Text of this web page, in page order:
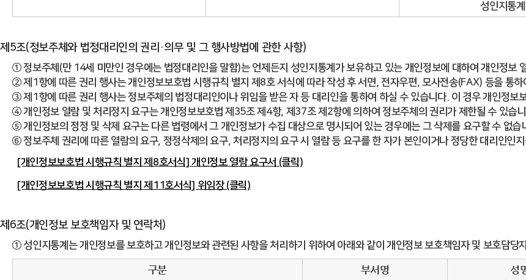
성인지통
제5조(정보주체와 법정대리인의 권리·의무 및 그 행사방법에 관한 사항)
① 정보주체(만 14세 미만인 경우에는 법정대리인을 말함)는 언제든지 성인지통계가 보유하고 있는 개인정보에 대하여 개인정보
② 제1항에 따른 권리 행사는 개인정보보호법 시행규칙 별지 제8호 서식에 따라 작성 후 서면, 전자우편, 모사전송(FAX) 등을 통
③ 제1항에 따른 권리 행사는 정보주체의 법정대리인이나 위임을 받은 자 등 대리인을 통하여 하실 수 있습니다. 이 경우 개인정
④ 개인정보 열람 및 처리정지 요구는 개인정보보호법 제35조 제4항, 제37조 제2항에 의하여 정보주체의 권리가 제한될 수 있습
⑤ 개인정보의 정정 및 삭제 요구는 다른 법령에서 그 개인정보가 수집 대상으로 명시되어 있는 경우에는 그 삭제를 요구할 수 없습
⑥ 정보주체 권리에 따른 열람의 요구, 정정삭제의 요구, 처리정지의 요구 시 열람 등 요구를 한 자가 본인이거나 정당한 대리인인
[개인정보보호법 시행규칙 별지 제8호서식] 개인정보 열람 요구서 (클릭)
[개인정보보호법 시행규칙 별지 제11호서식] 위임장 (클릭)
제6조(개인정보 보호책임자 및 연락처)
① 성인지통계는 개인정보를 보호하고 개인정보와 관련된 사항을 처리하기 위하여 아래와 같이 개인정보 보호책임자 및 보호담당
구분 부서명 성